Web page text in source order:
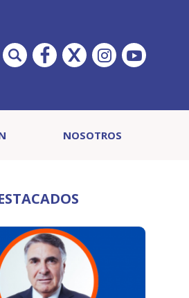
NOSOTROS